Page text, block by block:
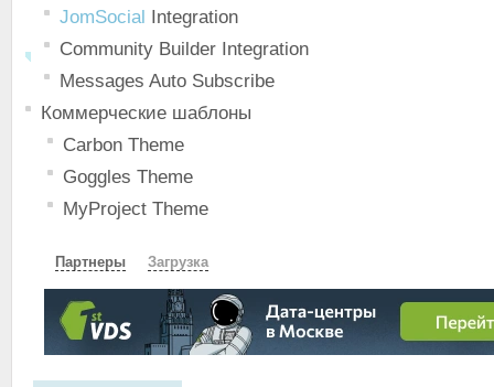
JomSocial Integration
Community Builder Integration
Messages Auto Subscribe
Коммерческие шаблоны
Carbon Theme
Goggles Theme
MyProject Theme
Партнеры Загрузка
СКАЧАТЬ